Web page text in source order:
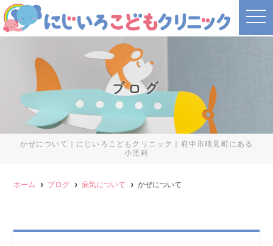
ブログ
かぜについて｜にじいろこどもクリニック｜府中市晴見町にある
小児科
t
o
i
ホーム ブログ 病気について かぜについて